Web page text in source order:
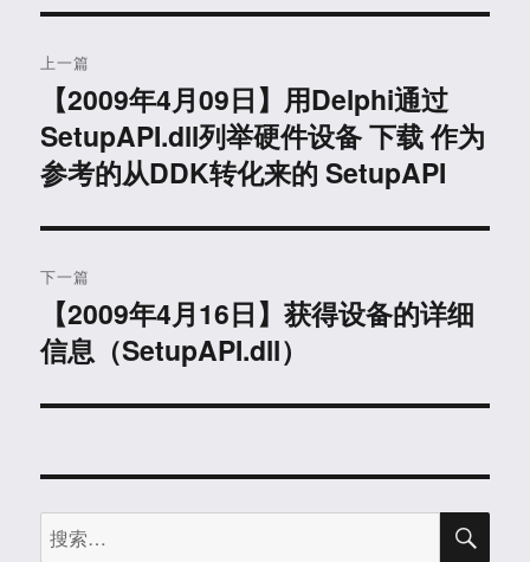
章
导
航
上一篇
篇
文
章：
【2009年4月09日】用Delphi通过
SetupAPI.dll列举硬件设备 下载 作为
参考的从DDK转化来的 SetupAPI
下一篇
篇
章：
【2009年4月16日】获得设备的详细
信息（SetupAPI.dll）
搜
搜